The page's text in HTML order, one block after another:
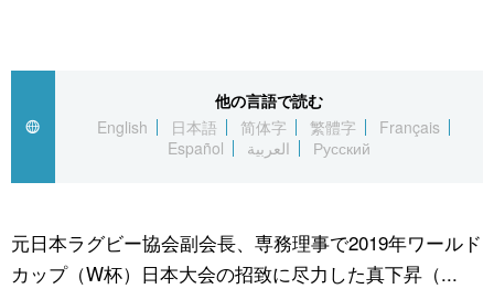
العربية
社会
旅と暮らし
社会
文化
科学・技術
暮らし
お知らせ
他の言語で読む
English
日本語 简体字 繁體字
Français
Español
العربية Русский
元日本ラグビー協会副会長、専務理事で2019年ワールド
カップ（W杯）日本大会の招致に尽力した真下昇（...